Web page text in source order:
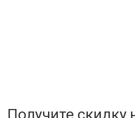
Получите скидку